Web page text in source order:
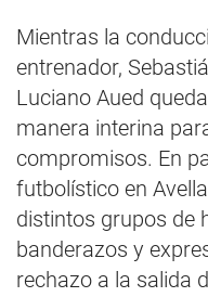
Mientras la
entrenador,
Luciano Aued
manera interina
compromisos. En
futbolístico en
distintos grupos de
banderazos y
rechazo a la salida